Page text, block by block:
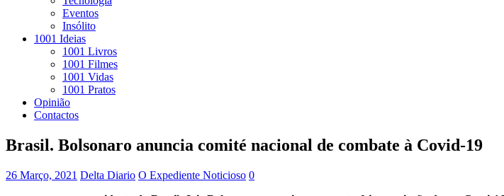
Eventos
Insólito
1001 Ideias
1001 Livros
1001 Filmes
1001 Vidas
1001 Pratos
Opinião
Contactos
Brasil. Bolsonaro anuncia comité nacional de combate à Covid-19
26 Março, 2021 Delta Diario O Expediente Noticioso 0